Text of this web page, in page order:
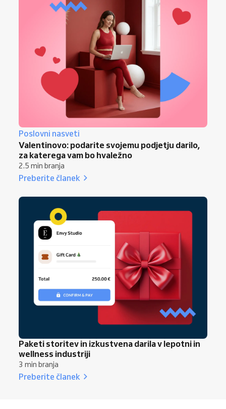
Poslovni nasveti
Valentinovo: podarite svojemu podjetju darilo,
za katerega vam bo hvaležno
2.5 min branja
Preberite članek
Paketi storitev in izkustvena darila v lepotni in
wellness industriji
3 min branja
Preberite članek